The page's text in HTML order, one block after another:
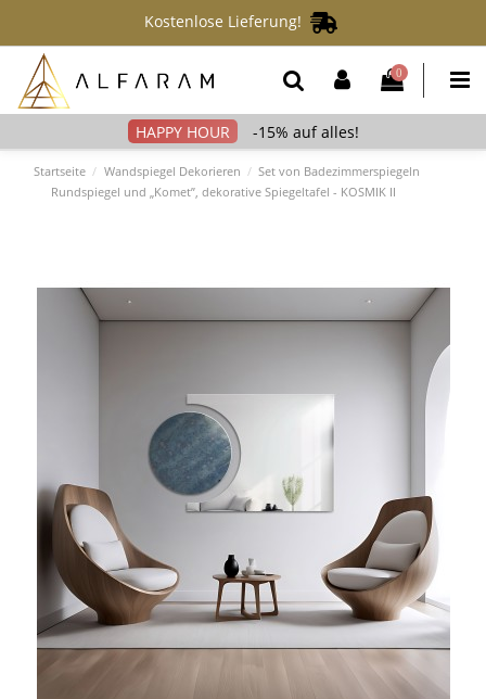
Kostenlose Lieferung!
0
-15% auf alles!
Startseite Wandspiegel Dekorieren
Set von Badezimmerspiegeln
Rundspiegel und „Komet”, dekorative Spiegeltafel - KOSMIK II